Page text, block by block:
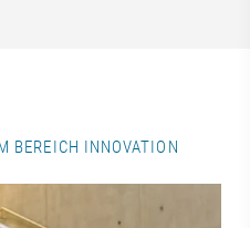
BEREICH INNOVATION